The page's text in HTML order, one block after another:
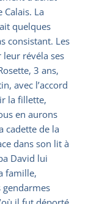
La
quelques
consistant. Les
leur révéla ses
3 ans,
avec l’accord
la fillette,
en aurons
cadette de la
dans son lit à
David lui
famille,
gendarmes